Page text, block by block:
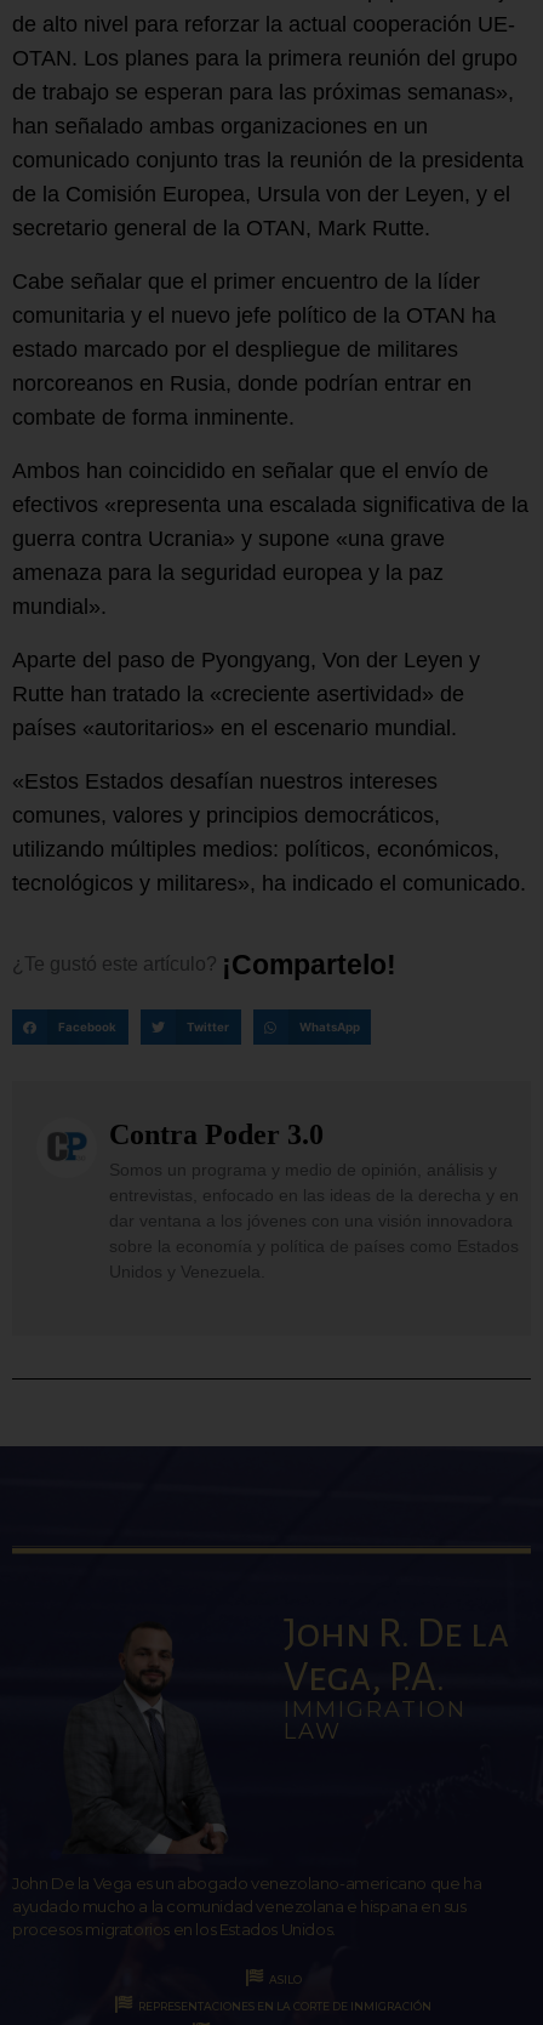
de alto nivel para reforzar la actual cooperación UE-
OTAN. Los planes para la primera reunión del grupo
de trabajo se esperan para las próximas semanas»,
han señalado ambas organizaciones en un
comunicado conjunto tras la reunión de la presidenta
de la Comisión Europea, Ursula von der Leyen, y el
secretario general de la OTAN, Mark Rutte.
Cabe señalar que el primer encuentro de la líder
comunitaria y el nuevo jefe político de la OTAN ha
estado marcado por el despliegue de militares
norcoreanos en Rusia, donde podrían entrar en
combate de forma inminente.
Ambos han coincidido en señalar que el envío de
efectivos «representa una escalada significativa de la
guerra contra Ucrania» y supone «una grave
amenaza para la seguridad europea y la paz
mundial».
Aparte del paso de Pyongyang, Von der Leyen y
Rutte han tratado la «creciente asertividad» de
países «autoritarios» en el escenario mundial.
«Estos Estados desafían nuestros intereses
comunes, valores y principios democráticos,
utilizando múltiples medios: políticos, económicos,
tecnológicos y militares», ha indicado el comunicado.
¿Te gustó este artículo? ¡Compartelo!
Facebook Twitter WhatsApp
Contra Poder 3.0
Somos un programa y medio de opinión, análisis y
entrevistas, enfocado en las ideas de la derecha y en
dar ventana a los jóvenes con una visión innovadora
sobre la economía y política de países como Estados
Unidos y Venezuela.
John R. De la
Vega, P.A.
IMMIGRATION
LAW
John De la Vega es un abogado venezolano-americano que ha
ayudado mucho a la comunidad venezolana e hispana en sus
procesos migratorios en los Estados Unidos.
ASILO
REPRESENTACIONES EN LA CORTE DE INMIGRACIÓN